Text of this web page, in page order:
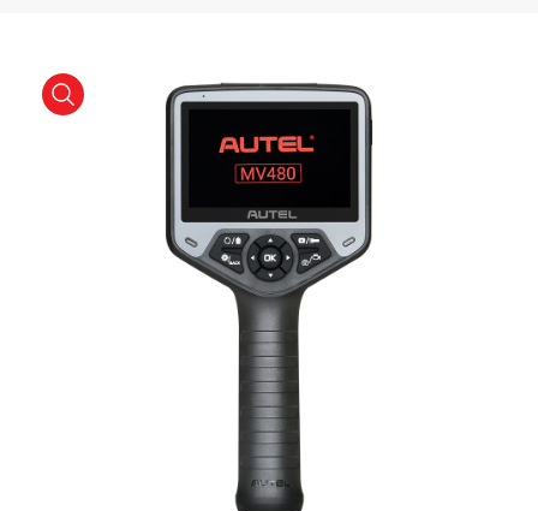
product view